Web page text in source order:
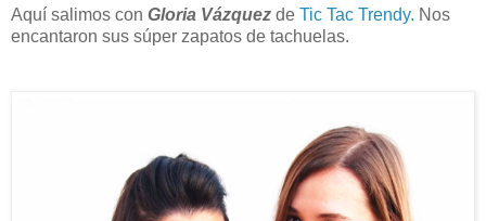
Aquí salimos con Gloria Vázquez de Tic Tac Trendy. Nos
encantaron sus súper zapatos de tachuelas.